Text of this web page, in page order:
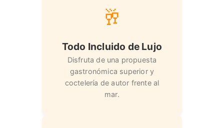
🥂
Todo Incluido de Lujo
Disfruta de una propuesta
gastronómica superior y
coctelería de autor frente al
mar.